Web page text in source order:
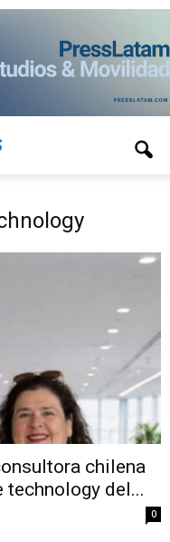
chilena
technology del...
0